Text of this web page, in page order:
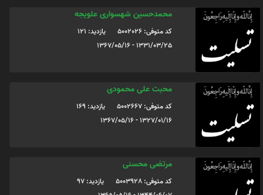
محمدحسین شهسواری علویجه
کد متوفی: 5002026
یازدید: 121
1331/03/25 - 1367/05/16
محبت علی محمودی
کد متوفی: 5002667
یازدید: 169
1327/01/16 - 1367/05/16
مرتضی محسنی
کد متوفی: 5003928
یازدید: 97